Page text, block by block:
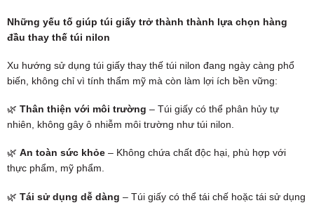
Những yếu tố giúp túi giấy trở thành thành lựa chọn hàng
đầu thay thế túi nilon
Xu hướng sử dụng túi giấy thay thế túi nilon đang ngày càng phổ
biến, không chỉ vì tính thẩm mỹ mà còn làm lợi ích bền vững:
🌿 Thân thiện với môi trường – Túi giấy có thể phân hủy tự
nhiên, không gây ô nhiễm môi trường như túi nilon.
🌿 An toàn sức khỏe– Không chứa chất độc hại, phù hợp với
thực phẩm, mỹ phẩm.
🌿 Tái sử dụng dễ dàng – Túi giấy có thể tái chế hoặc tái sử dụng